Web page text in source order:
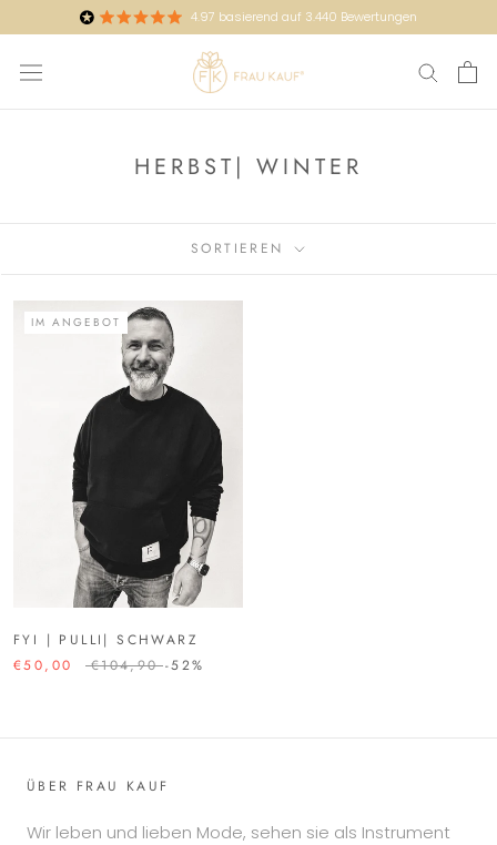
zum
Inhalt
4.97 basierend auf 3.440 Bewertungen
HERBST| WINTER
SORTIEREN
IM ANGEBOT
FYI | PULLI| SCHWARZ
€50,00
€104,90 -52%
ÜBER FRAU KAUF
Wir leben und lieben Mode, sehen sie als Instrument